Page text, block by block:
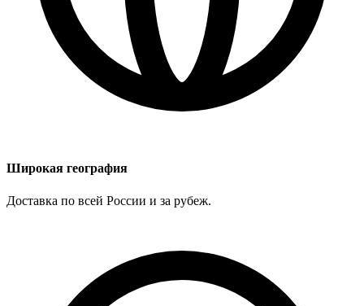
Широкая география
Доставка по всей России и за рубеж.